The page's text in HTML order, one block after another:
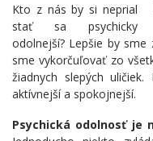
Kto z nás by si neprial
stať sa psychicky
odolnejší? Lepšie by sme
sme vykorčuľovať zo
žiadnych slepých
aktívnejší a spokojnejší.
Psychická odolnosť je